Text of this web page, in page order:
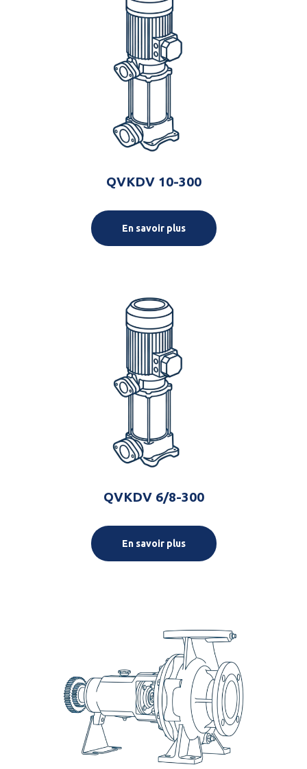
QVKDV 10-300
En savoir plus
QVKDV 6/8-300
En savoir plus